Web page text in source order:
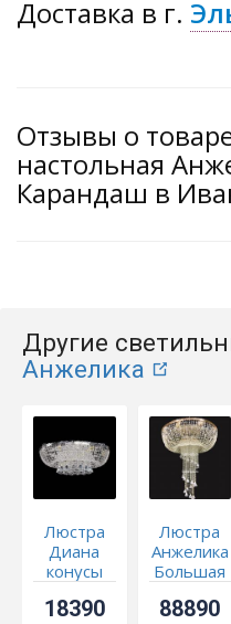
Доставка в г.
Отзывы о
настольная
Карандаш в
Другие
Анжелика
Люстра
Диана
конусы
18390
Люстра
Анжелика
Большая
88890